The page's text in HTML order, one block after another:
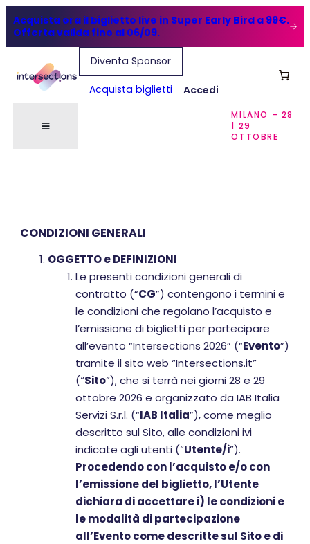
Acquista ora il biglietto live in Super Early Bird a 99€.
Offerta valida fino al 06/09.
Diventa Sponsor
Acquista biglietti Accedi
MILANO – 28
| 29
OTTOBRE
CONDIZIONI GENERALI
OGGETTO e DEFINIZIONI
Le presenti condizioni generali di
contratto (“CG”) contengono i termini e
le condizioni che regolano l’acquisto e
l’emissione di biglietti per partecipare
all’evento “Intersections 2026” (“Evento”)
tramite il sito web “Intersections.it”
(“Sito”), che si terrà nei giorni 28 e 29
ottobre 2026 e organizzato da IAB Italia
Servizi S.r.l. (“IAB Italia”), come meglio
descritto sul Sito, alle condizioni ivi
indicate agli utenti (“Utente/i”).
Procedendo con l’acquisto e/o con
l’emissione del biglietto, l’Utente
dichiara di accettare i) le condizioni e
le modalità di partecipazione
all’Evento come descritte sul Sito e di